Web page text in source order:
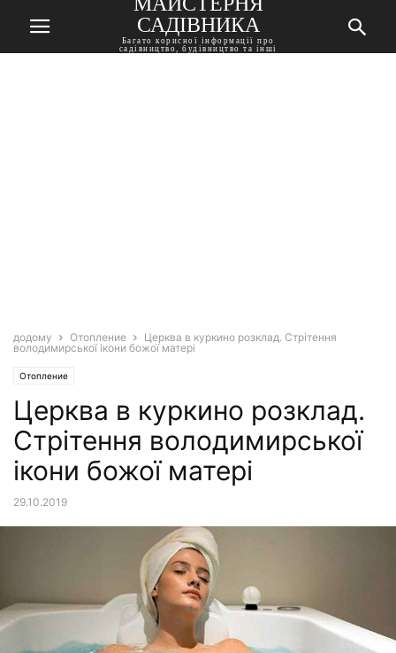
САДІВНИКА
Багато корисної інформації про
садівництво, будівництво та інші
додому Отопление
Церква в куркино розклад. Стрітення
володимирської ікони божої матері
Отопление
Церква в куркино розклад.
Стрітення володимирської
ікони божої матері
29.10.2019